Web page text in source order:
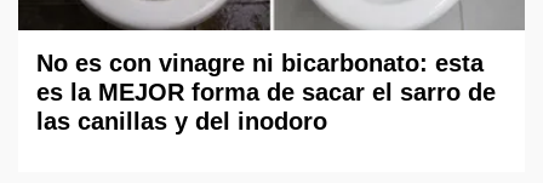
No es con vinagre ni bicarbonato: esta
es la MEJOR forma de sacar el sarro de
las canillas y del inodoro